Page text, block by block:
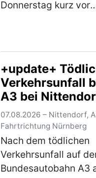
Donnerstag kurz vor
Richtung
(mehr)
+update+
Verkehrsunfall
A3 bei
wieder frei - 80
Fahrgäste aus
evakuiert
07.08.2026 – Nittendorf,
Fahrtrichtung Nürnberg
Nach dem tödlichen
Verkehrsunfall auf
Bundesautobahn A3